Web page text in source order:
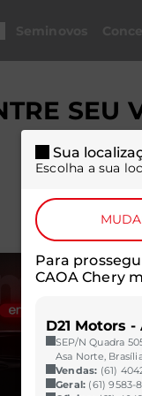
SEU
Sua
Escolha a sua
Para
CAOA Chery
D21 Motors
SEP/N Quadra
Asa Norte,
Vendas: (61)
Geral: (61) 9583-